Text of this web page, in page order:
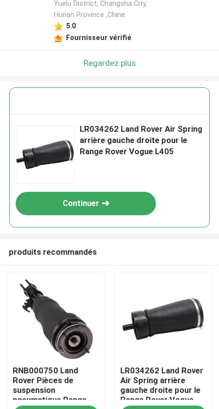
À la maison
Produits
Vidéos
Yuelu District, Changsha City,
Hunan Province ,Chine
5.0
Fournisseur vérifié
Regardez plus
LR034262 Land Rover Air Spring
arrière gauche droite pour le
Range Rover Vogue L405
Continuer
produits recommandés
RNB000750 Land
Rover Pièces de
suspension
pneumatique Range
LR034262 Land Rover
Air Spring arrière
gauche droite pour le
Range Rover Vogue